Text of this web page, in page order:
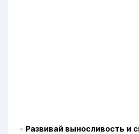
- Развивай выносливость и